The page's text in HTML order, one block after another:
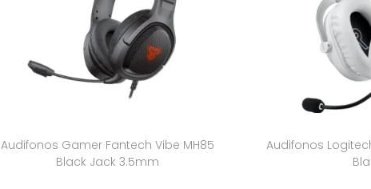
Audifonos Gamer Fantech Vibe MH85
Black Jack 3.5mm
Audifonos